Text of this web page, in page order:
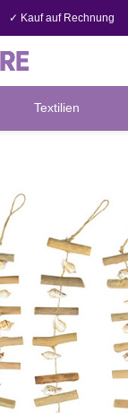
✓ Kauf auf Rechnung
Textilien